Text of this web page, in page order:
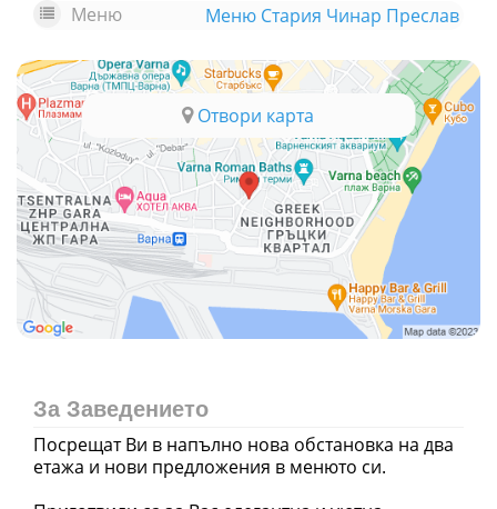
Меню
Меню Стария Чинар Преслав
Отвори карта
За Заведението
Посрещат Ви в напълно нова обстановка на два
етажа и нови предложения в менюто си.